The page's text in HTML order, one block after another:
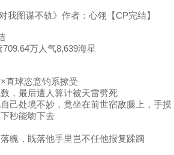
我图谋不轨》作者：心翎【CP完结】
万人气8,639海星
球恣意钓系撩受
最后遭人算计被天雷劈死
处境不妙，竟坐在前世宿敌腿上，手摸
秒能吻下去
，既落他手里岂不任他报复蹂躏